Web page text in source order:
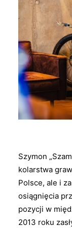
Szymon
kolarstwa
Polsce, ale i
osiągnięcia
pozycji w
2013 roku